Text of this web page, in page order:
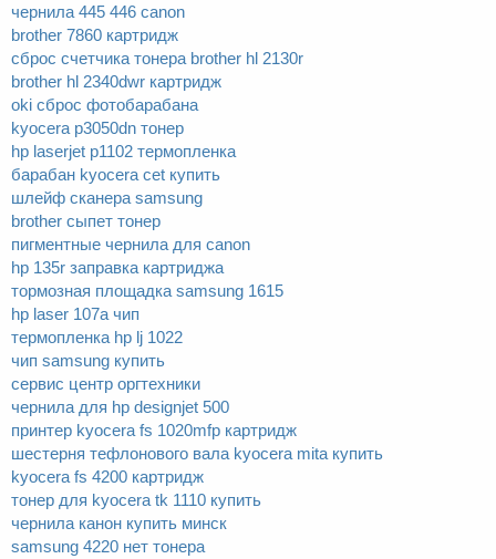
чернила 445 446 canon
brother 7860 картридж
сброс счетчика тонера brother hl 2130r
brother hl 2340dwr картридж
oki сброс фотобарабана
kyocera p3050dn тонер
hp laserjet p1102 термопленка
барабан kyocera cet купить
шлейф сканера samsung
brother сыпет тонер
пигментные чернила для canon
hp 135r заправка картриджа
тормозная площадка samsung 1615
hp laser 107a чип
термопленка hp lj 1022
чип samsung купить
сервис центр оргтехники
чернила для hp designjet 500
принтер kyocera fs 1020mfp картридж
шестерня тефлонового вала kyocera mita купить
kyocera fs 4200 картридж
тонер для kyocera tk 1110 купить
чернила канон купить минск
samsung 4220 нет тонера